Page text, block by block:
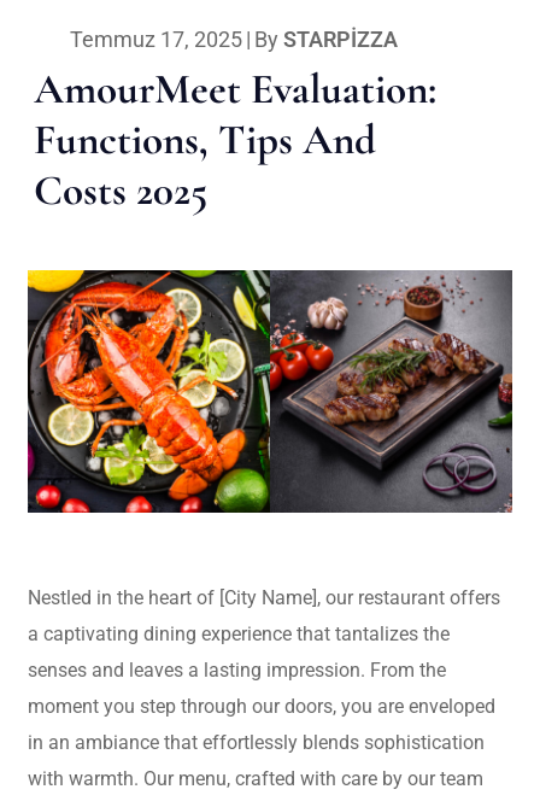
Temmuz 17, 2025| By STARPIZZA
AmourMeet Evaluation:
Functions, Tips And
Costs 2025
Nestled in the heart of [City Name], our restaurant offers
a captivating dining experience that tantalizes the
senses and leaves a lasting impression. From the
moment you step through our doors, you are enveloped
in an ambiance that effortlessly blends sophistication
with warmth. Our menu, crafted with care by our team